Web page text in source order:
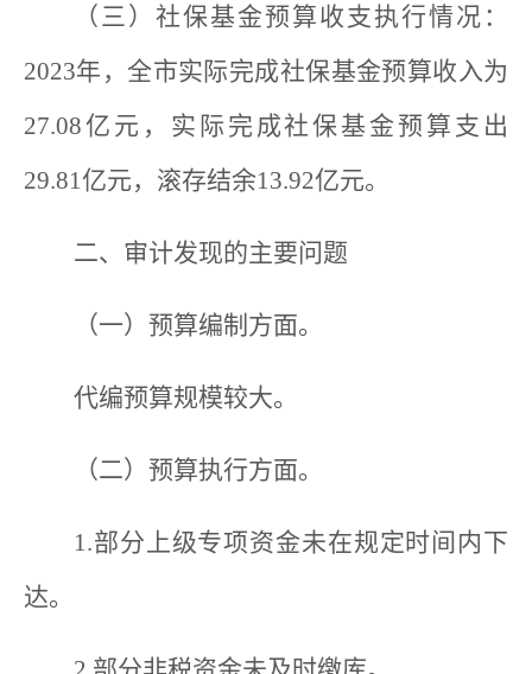
（三）社保基金预算收支执行情况：
2023年，全市实际完成社保基金预算收入为
27.08亿元，实际完成社保基金预算支出
29.81亿元，滚存结余13.92亿元。
二、审计发现的主要问题
（一）预算编制方面。
代编预算规模较大。
（二）预算执行方面。
1.部分上级专项资金未在规定时间内下
达。